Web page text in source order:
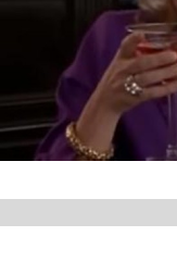
Home
9 sept: GenAI-training
12 nov: MarketingLive!
Events